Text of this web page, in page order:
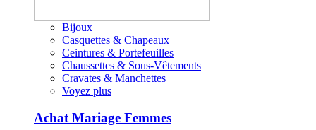
Bijoux
Casquettes & Chapeaux
Ceintures & Portefeuilles
Chaussettes & Sous-Vêtements
Cravates & Manchettes
Voyez plus
Achat Mariage Femmes